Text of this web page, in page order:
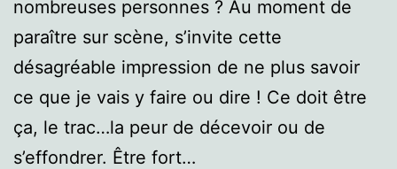
nombreuses personnes ? Au moment de
paraître sur scène, s’invite cette
désagréable impression de ne plus savoir
ce que je vais y faire ou dire ! Ce doit être
ça, le trac…la peur de décevoir ou de
s’effondrer. Être fort…